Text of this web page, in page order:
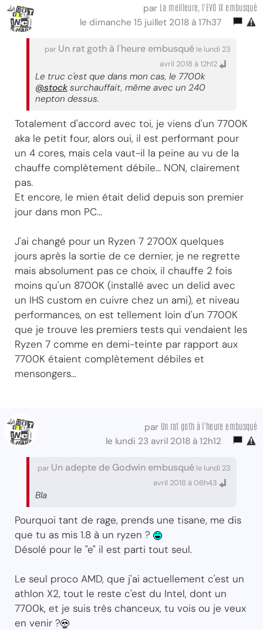
par La meilleure, l'EVO IX embusqué
le dimanche 15 juillet 2018 à 17h37
par Un rat goth à l'heure embusqué le lundi 23
avril 2018 à 12h12
Le truc c'est que dans mon cas, le 7700k
@stock surchauffait, même avec un 240
nepton dessus.
Totalement d'accord avec toi, je viens d'un 7700K
aka le petit four, alors oui, il est performant pour
un 4 cores, mais cela vaut-il la peine au vu de la
chauffe complètement débile... NON, clairement
pas.
Et encore, le mien était delid depuis son premier
jour dans mon PC...
J'ai changé pour un Ryzen 7 2700X quelques
jours après la sortie de ce dernier, je ne regrette
mais absolument pas ce choix, il chauffe 2 fois
moins qu'un 8700K (installé avec un delid avec
un IHS custom en cuivre chez un ami), et niveau
performances, on est tellement loin d'un 7700K
que je trouve les premiers tests qui vendaient les
Ryzen 7 comme en demi-teinte par rapport aux
7700K étaient complètement débiles et
mensongers...
par Un rat goth à l'heure embusqué
le lundi 23 avril 2018 à 12h12
par Un adepte de Godwin embusqué le lundi 23
avril 2018 à 06h43
Bla
Pourquoi tant de rage, prends une tisane, me dis
que tu as mis 1.8 à un ryzen ?
Désolé pour le "e" il est parti tout seul.
Le seul proco AMD, que j'ai actuellement c'est un
athlon X2, tout le reste c'est du Intel, dont un
7700k, et je suis très chanceux, tu vois ou je veux
en venir ?